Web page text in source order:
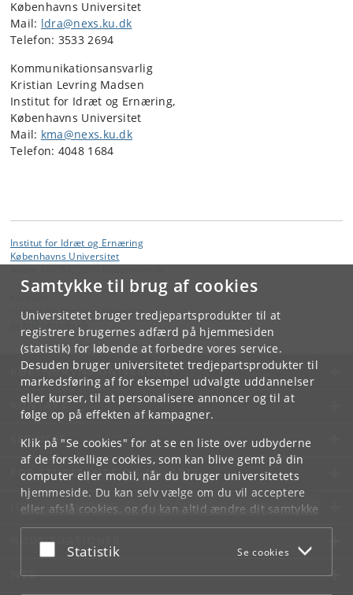
Samtykke til brug af cookies
Universitetet bruger tredjepartsprodukter til at
registrere brugernes adfærd på hjemmesiden
(statistik) for løbende at forbedre vores service.
Desuden bruger universitetet tredjepartsprodukter til
markedsføring af for eksempel udvalgte uddannelser
eller kurser, til at personalisere annoncer og til at
følge op på effekten af kampagner.
Klik på "Se cookies" for at se en liste over udbyderne
af de forskellige cookies, som kan blive gemt på din
computer eller mobil, når du bruger universitetets
hjemmeside. Du kan selv vælge om du vil acceptere
eller afslå cookies, og du kan altid ændre dit samtykke
underCookie- og privatlivspolitiksom du finder i
bunden af hver side.
Acceptér eller afslå
Statistik Se cookies
Københavns Universitet
Mail: ldra@nexs.ku.dk
Telefon: 3533 2694
Kommunikationsansvarlig
Kristian Levring Madsen
Institut for Idræt og Ernæring,
Københavns Universitet
Mail: kma@nexs.ku.dk
Telefon: 4048 1684
Institut for Idræt og Ernæring
Københavns Universitet
Institut for Idræt og Ernæring
KØBENHAVNS UNIVERSITET
KONTAKT
SERVICES
FOR STUDERENDE OG ANSATTE
JOB OG KARRIERE
NØDSITUATIONER
WEB